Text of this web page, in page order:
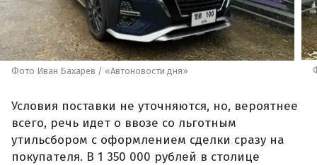
Фото Иван Бахарев / «Автоновости дня»
Условия поставки не уточняются, но, вероятнее
всего, речь идет о ввозе со льготным
утильсбором с оформлением сделки сразу на
покупателя. В 1 350 000 рублей в столице